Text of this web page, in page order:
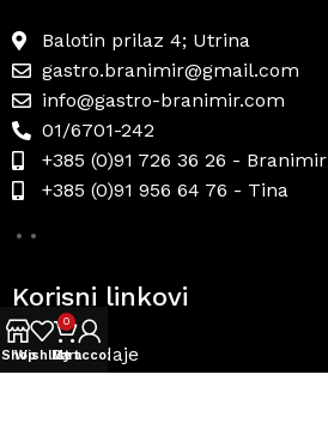
Balotin prilaz 4; Utrina
gastro.branimir@gmail.com
info@gastro-branimir.com
01/6701-242
+385 (0)91 726 36 26 - Branimir
+385 (0)91 956 64 76 - Tina
Korisni linkovi
Uvjeti prodaje
Shop
Wishlist
0
Cart
My account